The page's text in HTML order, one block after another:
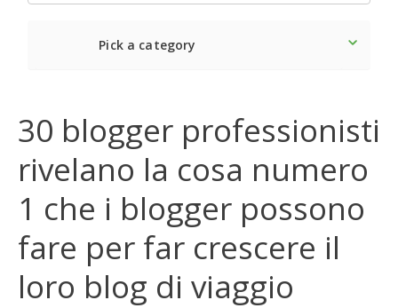
Pick a category
30 blogger professionisti
rivelano la cosa numero
1 che i blogger possono
fare per far crescere il
loro blog di viaggio